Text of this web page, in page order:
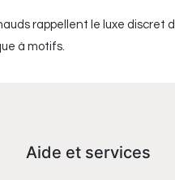
rappellent le luxe discret
à motifs.
Aide et services